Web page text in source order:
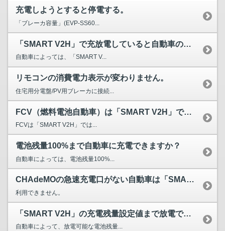
充電しようとすると停電する。
「ブレーカ容量」(EVP-SS60...
「SMART V2H」で充放電していると自動車の遠隔操作機...
自動車によっては、「SMART V...
リモコンの消費電力表示が変わりません。
住宅用分電盤/PV用ブレーカに接続...
FCV（燃料電池自動車）は「SMART V2H」で利用でき...
FCVは「SMART V2H」では...
電池残量100%まで自動車に充電できますか？
自動車によっては、電池残量100%...
CHAdeMOの急速充電口がない自動車は「SMART V2...
利用できません。
「SMART V2H」の充電残量設定値まで放電できない。
自動車によって、放電可能な電池残量...